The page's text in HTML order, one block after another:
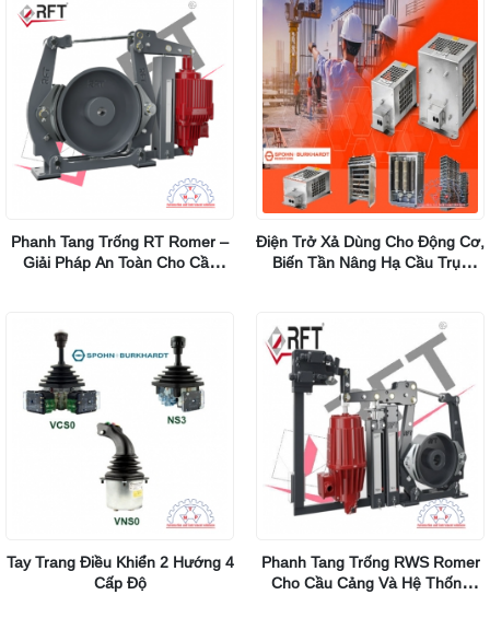
Phanh Tang Trống RT Romer –
Giải Pháp An Toàn Cho Cầu
Điện Trở Xả Dùng Cho Động Cơ,
Biến Tần Nâng Hạ Cầu Trục
Tay Trang Điều Khiển 2 Hướng 4
Cấp Độ
Phanh Tang Trống RWS Romer
Cho Cầu Cảng Và Hệ Thống